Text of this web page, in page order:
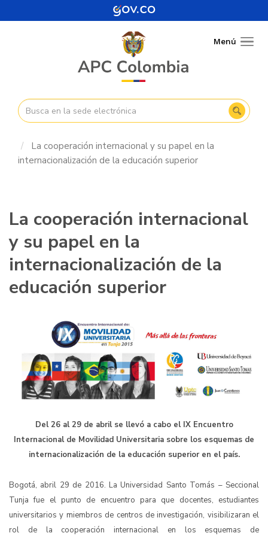
al
Menú
La cooperación internacional y su papel en la
internacionalización de la educación superior
La cooperación internacional
y su papel en la
internacionalización de la
educación superior
Del 26 al 29 de abril se llevó a cabo el IX Encuentro
Internacional de Movilidad Universitaria sobre los esquemas de
internacionalización de la educación superior en el país.
Bogotá, abril 29 de 2016. La Universidad Santo Tomás – Seccional
Tunja fue el punto de encuentro para que docentes, estudiantes
universitarios y miembros de centros de investigación, visibilizaran el
rol de la cooperación internacional en los esquemas de